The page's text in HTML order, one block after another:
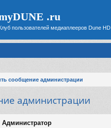
.ru
пользователей медиаплееров Dune HD
сообщение администрации
администрации
Администратор